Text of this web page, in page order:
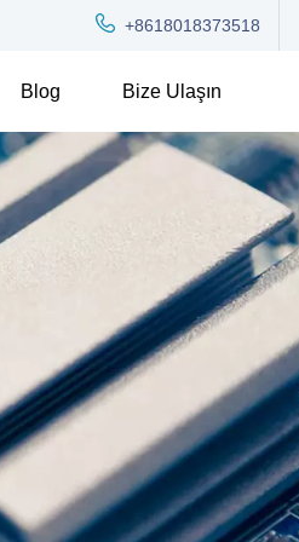
+8618018373518
Blog Bize Ulaşın